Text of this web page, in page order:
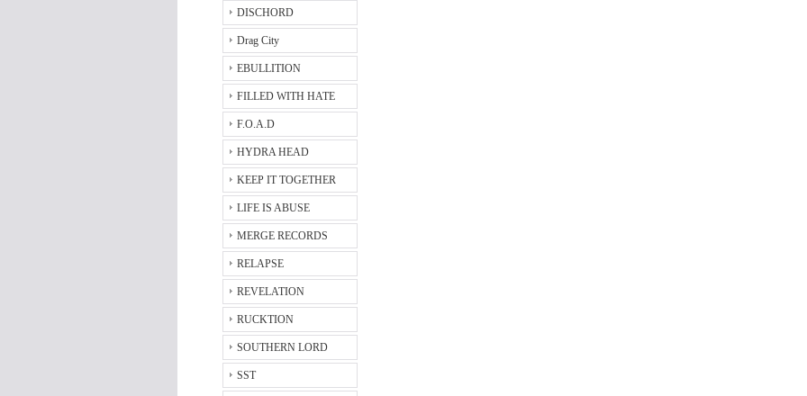
DISCHORD
Drag City
EBULLITION
FILLED WITH HATE
F.O.A.D
HYDRA HEAD
KEEP IT TOGETHER
LIFE IS ABUSE
MERGE RECORDS
RELAPSE
REVELATION
RUCKTION
SOUTHERN LORD
SST